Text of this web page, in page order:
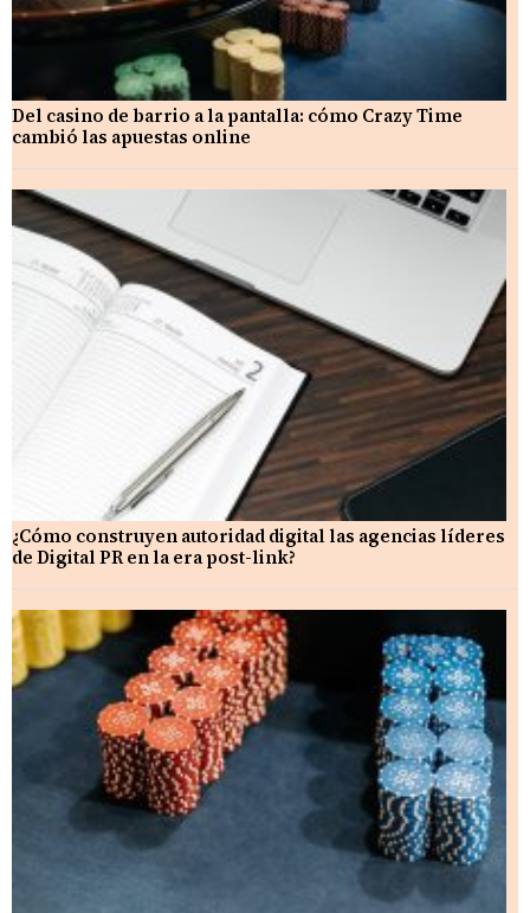
Del casino de barrio a la pantalla: cómo Crazy Time
cambió las apuestas online
¿Cómo construyen autoridad digital las agencias líderes
de Digital PR en la era post-link?